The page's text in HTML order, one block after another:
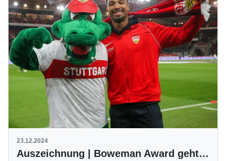
23.12.2024
Auszeichnung | Boweman Award geht an Neugebauer